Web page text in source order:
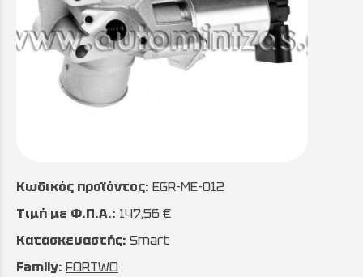
Κωδικός προϊόντος: EGR-ME-012
Τιμή με Φ.Π.Α.: 147,56 €
Κατασκευαστής: Smart
Family: FORTWO